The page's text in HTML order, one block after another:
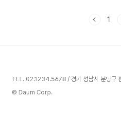
다중인격의 심리 사람들이 가장 듣기 싫어하
1
TEL. 02.1234.5678 / 경기 성남시 분당구
© Daum Corp.